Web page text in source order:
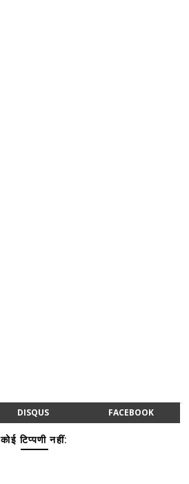
DISQUS FACEBOOK
कोई टिप्पणी नहीं: